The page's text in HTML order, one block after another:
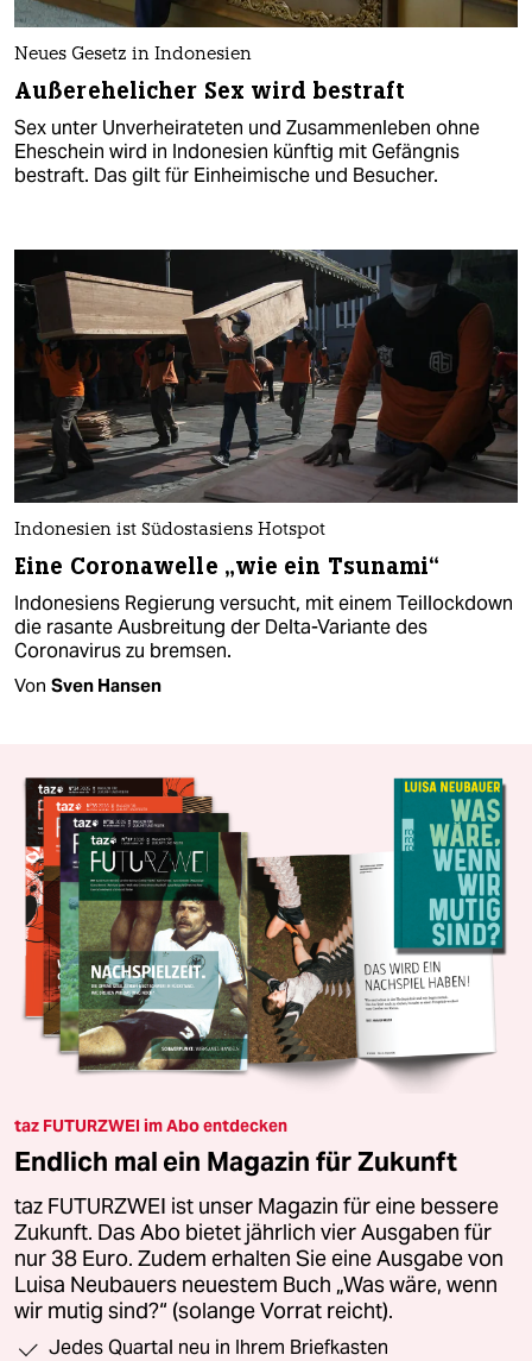
Neues Gesetz in Indonesien
Außerehelicher Sex wird bestraft
Sex unter Unverheirateten und Zusammenleben ohne
Eheschein wird in Indonesien künftig mit Gefängnis
bestraft. Das gilt für Einheimische und Besucher.
Indonesien ist Südostasiens Hotspot
Eine Coronawelle „wie ein Tsunami“
Indonesiens Regierung versucht, mit einem Teillockdown
die rasante Ausbreitung der Delta-Variante des
Coronavirus zu bremsen.
Von Sven Hansen
taz FUTURZWEI im Abo entdecken
Endlich mal ein Magazin für Zukunft
taz FUTURZWEI ist unser Magazin für eine bessere
Zukunft. Das Abo bietet jährlich vier Ausgaben für
nur 38 Euro. Zudem erhalten Sie eine Ausgabe von
Luisa Neubauers neuestem Buch „Was wäre, wenn
wir mutig sind?“ (solange Vorrat reicht).
Jedes Quartal neu in Ihrem Briefkasten